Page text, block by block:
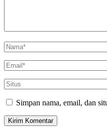
Simpan nama, email, dan